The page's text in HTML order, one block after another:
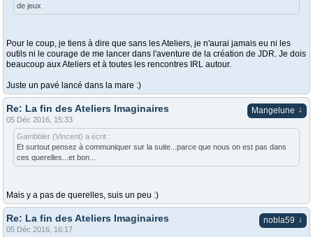
de jeux
Pour le coup, je tiens à dire que sans les Ateliers, je n'aurai jamais eu ni les
outils ni le courage de me lancer dans l'aventure de la création de JDR. Je dois
beaucoup aux Ateliers et à toutes les rencontres IRL autour.
Juste un pavé lancé dans la mare :)
Mangelune ↓
Re: La fin des Ateliers Imaginaires
05 Déc 2016, 15:33
Gambbler (Vincent) a écrit :
Et surtout pensez à communiquer sur la suite...parce que nous on est pas dans
ces querelles...et bon...
Mais y a pas de querelles, suis un peu :)
nobla59 ↓
Re: La fin des Ateliers Imaginaires
05 Déc 2016, 16:17